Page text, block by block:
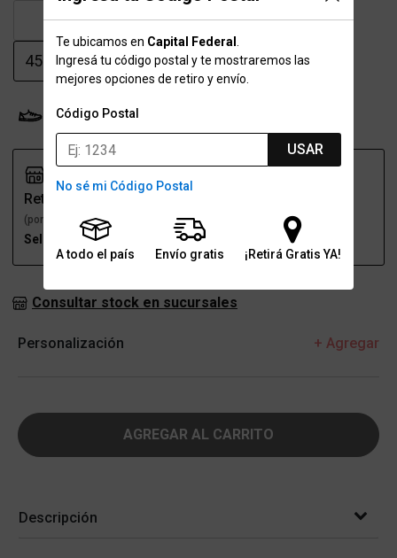
Te ubicamos en Capital Federal
Ingresá tu código postal y te mostraremos las
mejores opciones de retiro y envío.
Código Postal
USAR
No sé mi Código Postal
A todo el país Envío gratis ¡Retirá Gratis YA!
43 43.5 44 44.5
45-45.5 46 46.5
Probador Virtual
Retiro
(por una sucursal)
Seleccioná talle Seleccioná talle
Consultar stock en sucursales
Personalización + Agregar
AGREGAR AL CARRITO
Descripción